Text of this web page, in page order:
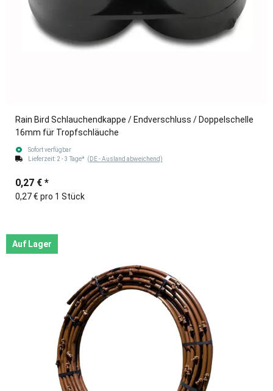
Rain Bird Schlauchendkappe / Endverschluss / Doppelschelle
16mm für Tropfschläuche
Sofort verfügbar
Lieferzeit: 2 - 3 Tage* (DE - Ausland abweichend)
0,27 € *
0,27 € pro 1 Stück
Auf Lager